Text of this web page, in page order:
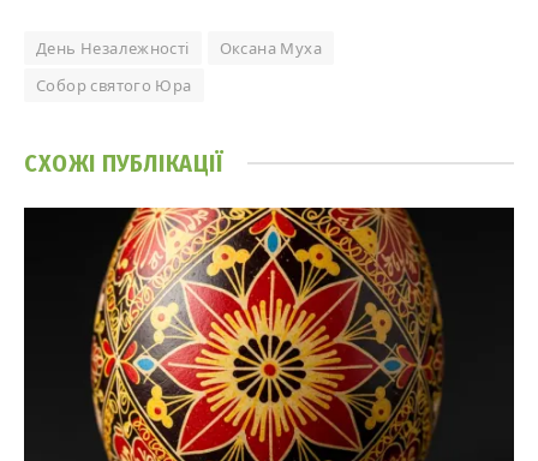
День Незалежності
Оксана Муха
Собор святого Юра
СХОЖІ ПУБЛІКАЦІЇ